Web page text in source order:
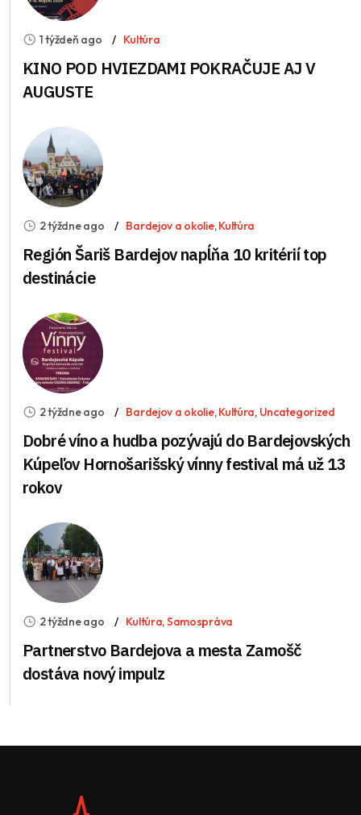
1 týždeň ago Kultúra
KINO POD HVIEZDAMI POKRAČUJE AJ V
AUGUSTE
2 týždne ago Bardejov a okolie,Kultúra
Región Šariš Bardejov napĺňa 10 kritérií top
destinácie
2 týždne ago Bardejov a okolie,Kultúra, Uncategorized
Dobré víno a hudba pozývajú do Bardejovských
Kúpeľov Hornošarišský vínny festival má už 13
rokov
2 týždne ago Kultúra,Samospráva
Partnerstvo Bardejova a mesta Zamošč
dostáva nový impulz